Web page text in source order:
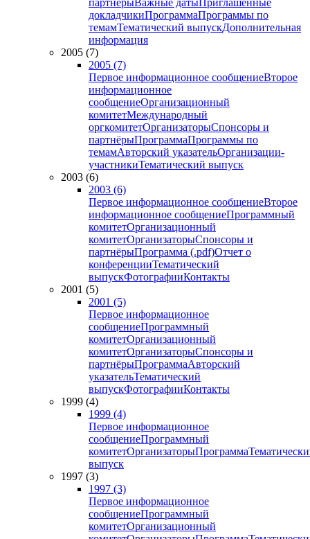
партнёрыВажные датыПриглашенные
докладчикиПрограммаПрограммы по
темамТематический выпускДополнительная
информация
2005 (7)
2005 (7)
Первое информационное сообщениеВторое
информационное
сообщениеОрганизационный
комитетМеждународный
оргкомитетОрганизаторыСпонсоры и
партнёрыПрограммаПрограммы по
темамАвторский указательОрганизации-
участникиТематический выпуск
2003 (6)
2003 (6)
Первое информационное сообщениеВторое
информационное сообщениеПрограммный
комитетОрганизационный
комитетОрганизаторыСпонсоры и
партнёрыПрограмма (.pdf)Отчет о
конференцииТематический
выпускФотографииКонтакты
2001 (5)
2001 (5)
Первое информационное
сообщениеПрограммный
комитетОрганизационный
комитетОрганизаторыСпонсоры и
партнёрыПрограммаАвторский
указательТематический
выпускФотографииКонтакты
1999 (4)
1999 (4)
Первое информационное
сообщениеПрограммный
комитетОрганизаторыПрограмма
выпуск
1997 (3)
1997 (3)
Первое информационное
сообщениеПрограммный
комитетОрганизационный